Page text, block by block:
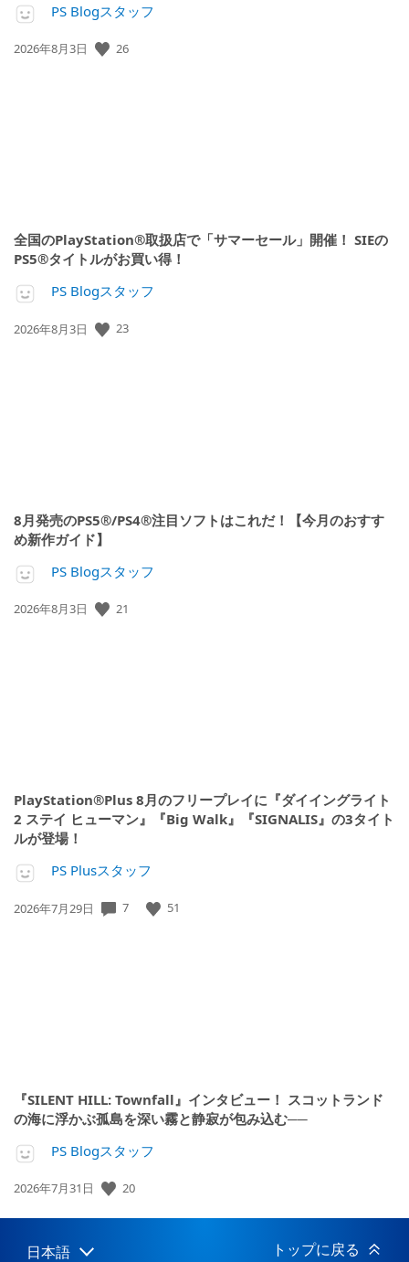
PS Blogスタッフ
公
2026年8月3日 26
全国のPlayStation®取扱店で「サマーセール」開催！ SIEの
PS5®タイトルがお買い得！
PS Blogスタッフ
公
2026年8月3日 23
8月発売のPS5®/PS4®注目ソフトはこれだ！【今月のおすす
め新作ガイド】
PS Blogスタッフ
公
2026年8月3日 21
PlayStation®Plus 8月のフリープレイに『ダイイングライト
2 ステイ ヒューマン』『Big Walk』『SIGNALIS』の3タイト
ルが登場！
PS Plusスタッフ
公
2026年7月29日 7 51
『SILENT HILL: Townfall』インタビュー！ スコットランド
の海に浮かぶ孤島を深い霧と静寂が包み込む──
PS Blogスタッフ
公
日:
2026年7月31日 20
日本語 トップに戻る